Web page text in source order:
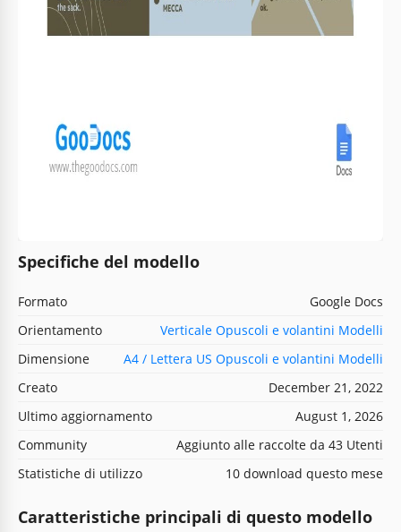
Specifiche del modello
Formato
Google Docs
Orientamento
Verticale Opuscoli e volantini Modelli
Dimensione
A4 / Lettera US Opuscoli e volantini Modelli
Creato
December 21, 2022
Ultimo aggiornamento
August 1, 2026
Community
Aggiunto alle raccolte da 43 Utenti
Statistiche di utilizzo
10 download questo mese
Caratteristiche principali di questo modello